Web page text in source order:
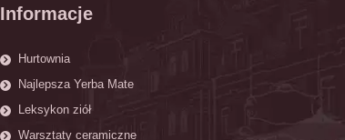
Informacje
Hurtownia
Najlepsza Yerba Mate
Leksykon ziół
Warsztaty ceramiczne